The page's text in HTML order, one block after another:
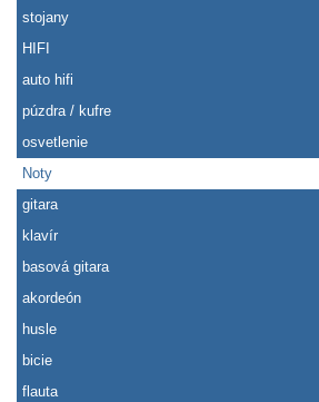
stojany
HIFI
auto hifi
púzdra / kufre
osvetlenie
Noty
gitara
klavír
basová gitara
akordeón
husle
bicie
flauta